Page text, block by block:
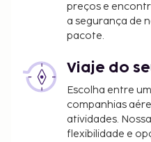
Incluímos todas as
comunicou.
adulto e 9.90 BRL por criança (valores
aproximados)
Estadia de animais
animal, por dia
Os animais de
preços e
a segurança de
pacote.
Viaje do
Escolha entre
companhias
atividades.
flexibilidade e